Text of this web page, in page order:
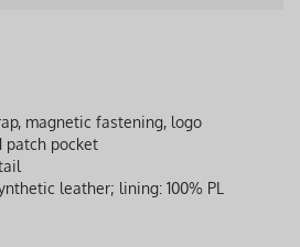
magnetic fastening, logo
patch pocket
leather; lining: 100% PL